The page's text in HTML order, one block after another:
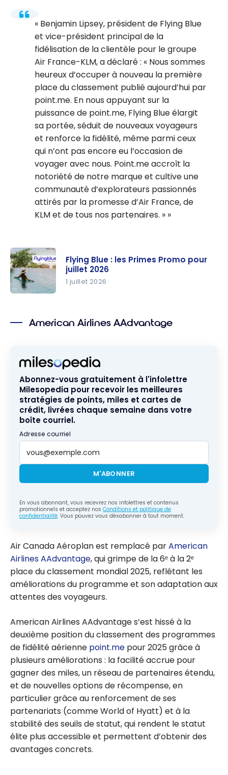
Benjamin Lipsey, président de Flying Blue
et vice-président principal de la
fidélisation de la clientèle pour le groupe
Air France-KLM, a déclaré : « Nous sommes
heureux d’occuper à nouveau la première
place du classement publié aujourd’hui par
point.me. En nous appuyant sur la
puissance de point.me, Flying Blue élargit
sa portée, séduit de nouveaux voyageurs
et renforce la fidélité, même parmi ceux
qui n’ont pas encore eu l’occasion de
voyager avec nous. Point.me accroît la
notoriété de notre marque et cultive une
communauté d’explorateurs passionnés
attirés par la promesse d’Air France, de
KLM et de tous nos partenaires. »
Promo
Flying Blue : les Primes Promo pour
juillet 2026
1 juillet 2026
American Airlines AAdvantage
Abonnez-vous gratuitement à l'infolettre
Milesopedia pour recevoir les meilleures
stratégies de points, miles et cartes de
crédit, livrées chaque semaine dans votre
boîte courriel.
Adresse courriel
M'ABONNER
En vous abonnant, vous recevrez nos infolettres et contenus
promotionnels et acceptez nos Conditions et politique de
confidentialité. Vous pouvez vous désabonner à tout moment.
Air Canada Aéroplan est remplacé parAmerican
Airlines AAdvantage, qui grimpe de la 6ᵉ à la 2ᵉ
place du classement mondial 2025, reflétant les
améliorations du programme et son adaptation aux
attentes des voyageurs.
American Airlines AAdvantage s’est hissé à la
deuxième position du classement des programmes
de fidélité aérienne point.me pour 2025 grâce à
plusieurs améliorations : la facilité accrue pour
gagner des miles, un réseau de partenaires étendu,
et de nouvelles options de récompense, en
particulier grâce au renforcement de ses
partenariats (comme World of Hyatt) et à la
stabilité des seuils de statut, qui rendent le statut
élite plus accessible et permettent d’obtenir des
avantages concrets.